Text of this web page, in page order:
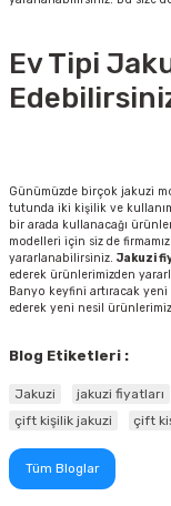
Ev Tipi
Günümüzde birçok jakuzi
tutunda iki kişilik ve
bir arada kullanacağı
modelleri için siz de
yararlanabilirsiniz. Jakuzi
ederek ürünlerimizden
Banyo keyfini artıracak
ederek yeni nesil
Blog Etiketleri :
Jakuzi jakuzi fiyatları
çift kişilik jakuzi
çift
Tüm Bloglar